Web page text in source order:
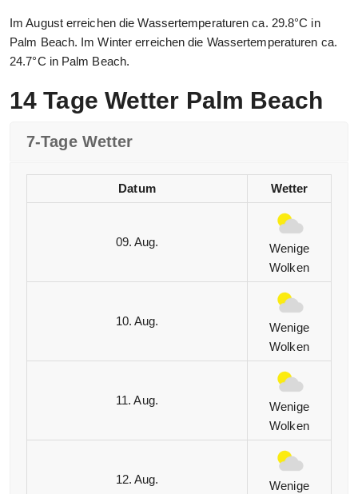
Im August erreichen die Wassertemperaturen ca. 29.8°C in
Palm Beach. Im Winter erreichen die Wassertemperaturen ca.
24.7°C in Palm Beach.
14 Tage Wetter Palm Beach
7-Tage Wetter
Datum Wetter
09. Aug.
Wenige
Wolken
10. Aug.
Wenige
Wolken
11. Aug.
Wenige
Wolken
12. Aug.
Wenige